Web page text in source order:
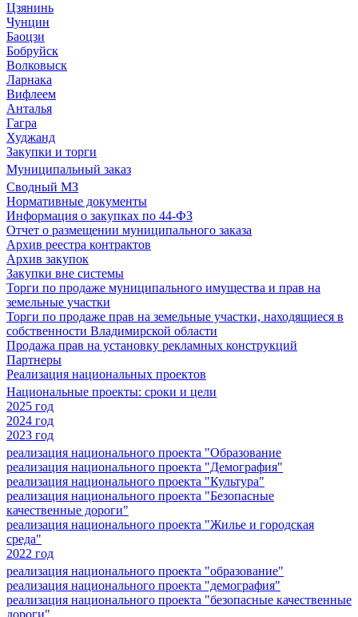
Цзянинь
Чунцин
Баоцзи
Бобруйск
Волковыск
Ларнака
Вифлеем
Анталья
Гагра
Худжанд
Закупки и торги
Муниципальный заказ
Сводный МЗ
Нормативные документы
Информация о закупках по 44-ФЗ
Отчет о размещении муниципального заказа
Архив реестра контрактов
Архив закупок
Закупки вне системы
Торги по продаже муниципального имущества и прав на
земельные участки
Торги по продаже прав на земельные участки, находящиеся в
собственности Владимирской области
Продажа прав на установку рекламных конструкций
Партнеры
Реализация национальных проектов
Национальные проекты: сроки и цели
2025 год
2024 год
2023 год
реализация национального проекта "Образование
реализация национального проекта "Демография"
реализация национального проекта "Культура"
реализация национального проекта "Безопасные
качественные дороги"
реализация национального проекта "Жилье и городская
среда"
2022 год
реализация национального проекта "образование"
реализация национального проекта "демография"
реализация национального проекта "безопасные качественные
дороги"